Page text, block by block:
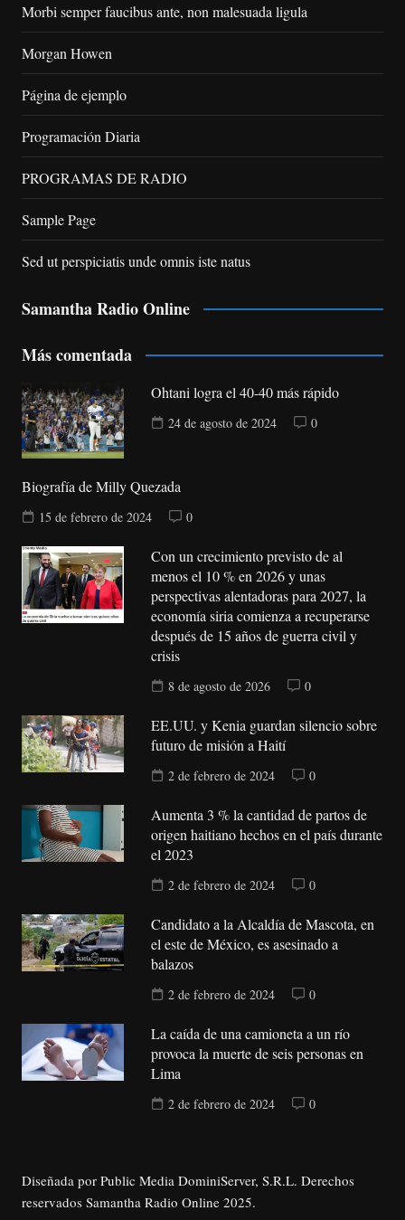
Morbi semper faucibus ante, non malesuada ligula
Morgan Howen
Página de ejemplo
Programación Diaria
PROGRAMAS DE RADIO
Sample Page
Sed ut perspiciatis unde omnis iste natus
Samantha Radio Online
Más comentada
Ohtani logra el 40-40 más rápido
24 de agosto de 2024 0
Biografía de Milly Quezada
15 de febrero de 2024 0
Con un crecimiento previsto de al
menos el 10 % en 2026 y unas
perspectivas alentadoras para 2027, la
economía siria comienza a recuperarse
después de 15 años de guerra civil y
crisis
8 de agosto de 2026 0
EE.UU. y Kenia guardan silencio sobre
futuro de misión a Haití
2 de febrero de 2024 0
Aumenta 3 % la cantidad de partos de
origen haitiano hechos en el país durante
el 2023
2 de febrero de 2024 0
Candidato a la Alcaldía de Mascota, en
el este de México, es asesinado a
balazos
2 de febrero de 2024 0
La caída de una camioneta a un río
provoca la muerte de seis personas en
Lima
2 de febrero de 2024 0
Diseñada por Public Media DominiServer, S.R.L. Derechos
reservados Samantha Radio Online 2025.